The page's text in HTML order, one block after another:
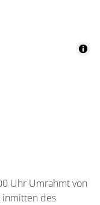
Uhr Umrahmt von
inmitten des